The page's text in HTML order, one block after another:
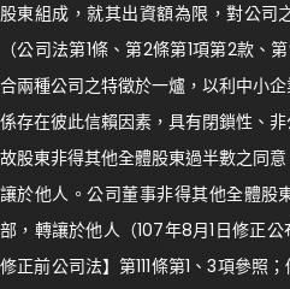
股東組成，就其出資額為限，對公司
（公司法第1條、第2條第1項第2款、
合兩種公司之特徵於一爐，以利中小
係存在彼此信賴因素，具有閉鎖性、
故股東非得其他全體股東過半數之同
讓於他人。公司董事非得其他全體股
部，轉讓於他人（107年8月1日修正公
修正前公司法】第111條第1、3項參照